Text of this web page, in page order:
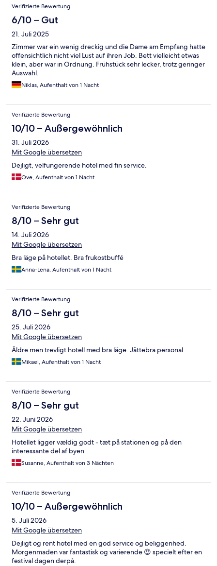
Verifizierte Bewertung
6/10 – Gut
21. Juli 2025
Zimmer war ein wenig dreckig und die Dame am Empfang hatte
offensichtlich nicht viel Lust auf ihren Job. Bett vielleicht etwas
klein, aber war in Ordnung. Frühstück sehr lecker, trotz geringer
Auswahl.
Niklas, Aufenthalt von 1 Nacht
Verifizierte Bewertung
10/10 – Außergewöhnlich
31. Juli 2026
Mit Google übersetzen
Dejligt, velfungerende hotel med fin service.
Ove, Aufenthalt von 1 Nacht
Verifizierte Bewertung
8/10 – Sehr gut
14. Juli 2026
Mit Google übersetzen
Bra läge på hotellet. Bra frukostbuffé
Anna-Lena, Aufenthalt von 1 Nacht
Verifizierte Bewertung
8/10 – Sehr gut
25. Juli 2026
Mit Google übersetzen
Äldre men trevligt hotell med bra läge. Jättebra personal
Mikael, Aufenthalt von 1 Nacht
Verifizierte Bewertung
8/10 – Sehr gut
22. Juni 2026
Mit Google übersetzen
Hotellet ligger vældig godt - tæt på stationen og på den
interessante del af byen
Susanne, Aufenthalt von 3 Nächten
Verifizierte Bewertung
10/10 – Außergewöhnlich
5. Juli 2026
Mit Google übersetzen
Dejligt og rent hotel med en god service og beliggenhed.
Morgenmaden var fantastisk og varierende 😍 specielt efter en
festival dagen derpå.